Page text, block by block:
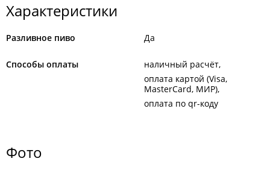
Характеристики
Разливное пиво Да
Способы оплаты
наличный расчёт
оплата картой (Visa,
MasterCard, МИР)
оплата по qr-коду
Фото